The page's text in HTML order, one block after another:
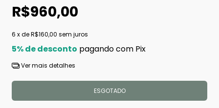
R$960,00
6 x deR$160,00 sem juros
5% de desconto pagando com Pix
Ver mais detalhes